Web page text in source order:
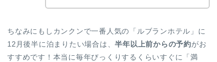
ちなみにもしカンクンで一番人気の「ルブランホテル」に
12月後半に泊まりたい場合は、半年以上前からの予約がお
すすめです！本当に毎年びっくりするくらいすぐに「満